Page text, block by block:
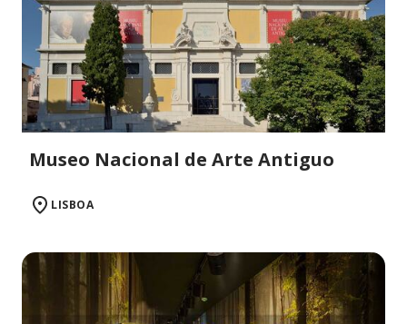
Museo Nacional de Arte Antiguo
LISBOA